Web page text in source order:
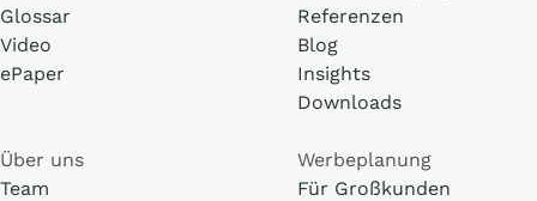
Glossar
Video
ePaper
Referenzen
Blog
Insights
Downloads
Über uns
Team
Werbeplanung
Für Großkunden